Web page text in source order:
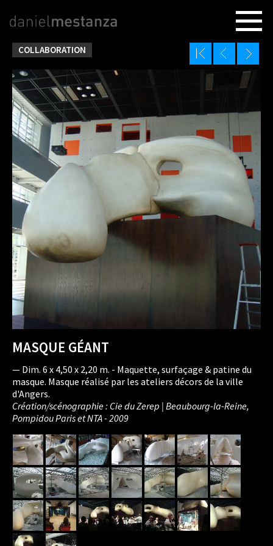
COLLABORATION
MASQUE GÉANT
— Dim. 6 x 4,50 x 2,20 m. - Maquette, surfaçage & patine du
masque. Masque réalisé par les ateliers décors de la ville
d'Angers.
Création/scénographie : Cie du Zerep | Beaubourg-la-Reine,
Pompidou Paris et NTA - 2009